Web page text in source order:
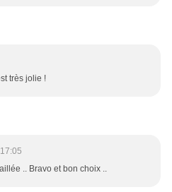
très jolie !
.. Bravo et bon choix ..